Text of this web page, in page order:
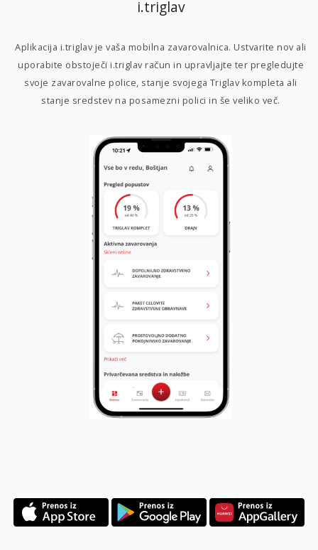
i.triglav
Aplikacija i.triglav je vaša mobilna zavarovalnica. Ustvarite nov ali
uporabite obstoječi i.triglav račun in upravljajte ter pregledujte
svoje zavarovalne police, stanje svojega Triglav kompleta ali
stanje sredstev na posamezni polici in še veliko več.